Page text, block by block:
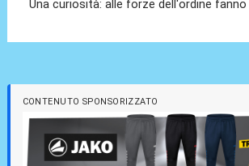
Una curiosità: alle forze dell'ordine
CONTENUTO SPONSORIZZATO